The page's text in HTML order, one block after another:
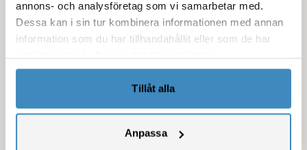
annons- och analysföretag som vi samarbetar med.
Dessa kan i sin tur kombinera informationen med annan
information som du har tillhandahållit eller som de har
Tillåt alla
Anpassa
Varför SuiteCorner valt att arbeta med NetSuite
Vi på SuiteCorner har valt att specialisera oss på
NetSuite – ett globalt, molnbaserat ERP-system
NetSuite är ett affärssystem som kan anpassas för
konsultverksamheter att digitalisera sin vardag